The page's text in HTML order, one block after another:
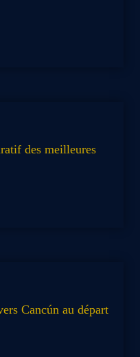
des meilleures
Cancún au départ